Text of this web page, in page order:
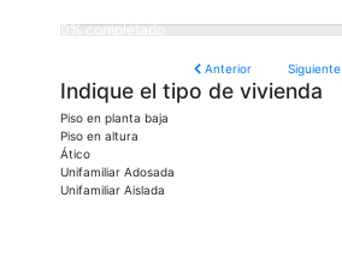
Anterior
0% completado
Siguiente
Indique el tipo de vivienda
Piso en planta baja
Piso en altura
Ático
Unifamiliar Adosada
Unifamiliar Aislada